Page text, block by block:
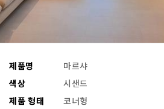
제품명
마르샤
색상
시샌드
제품 형태
코너형